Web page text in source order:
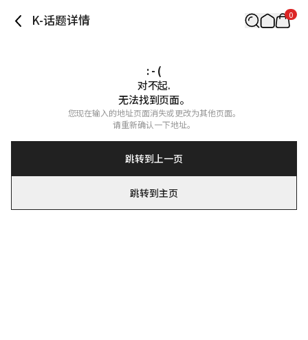
K-话题详情 0
: - (
对不起.
无法找到页面。
您现在输入的地址页面消失或更改为其他页面。
请重新确认一下地址。
跳转到上一页
跳转到主页